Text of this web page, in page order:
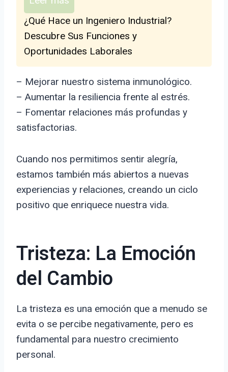
¿Qué Hace un Ingeniero Industrial?
Descubre Sus Funciones y
Oportunidades Laborales
– Mejorar nuestro sistema inmunológico.
– Aumentar la resiliencia frente al estrés.
– Fomentar relaciones más profundas y
satisfactorias.
Cuando nos permitimos sentir alegría,
estamos también más abiertos a nuevas
experiencias y relaciones, creando un ciclo
positivo que enriquece nuestra vida.
Tristeza: La Emoción
del Cambio
La tristeza es una emoción que a menudo se
evita o se percibe negativamente, pero es
fundamental para nuestro crecimiento
personal.